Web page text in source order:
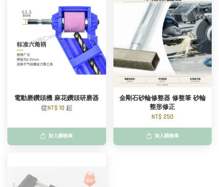
電動磨鑽頭機 麻花鑽頭研磨器
從NT$ 10 起
加入購物車
金剛石砂輪修整器 修整筆 砂輪
整形修正
NT$ 250
加入購物車